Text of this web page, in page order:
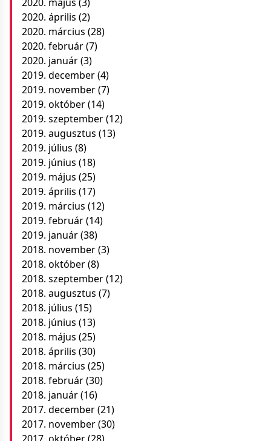
2020. április (2)
2020. március (28)
2020. február(7)
2020. január(3)
2019. december(4)
2019. november(7)
2019. október(14)
2019. szeptember(12)
2019. augusztus (13)
2019. július (8)
2019. június (18)
2019. május (25)
2019. április (17)
2019. március (12)
2019. február(14)
2019. január(38)
2018. november(3)
2018. október(8)
2018. szeptember(12)
2018. augusztus (7)
2018. július (15)
2018. június (13)
2018. május (25)
2018. április (30)
2018. március (25)
2018. február(30)
2018. január(16)
2017. december(21)
2017. november(30)